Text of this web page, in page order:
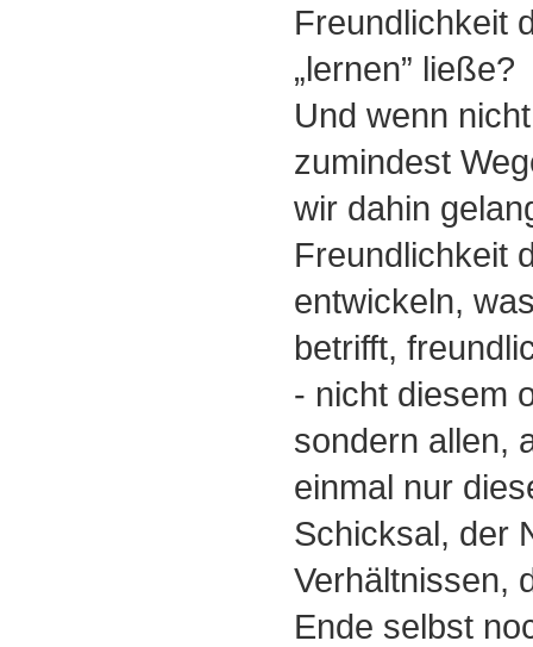
Freundlichkeit
„lernen” ließe?
Und wenn
zumindest
wir dahin
Freundlichkeit
entwickeln,
betrifft,
- nicht diesem
sondern allen,
einmal nur
Schicksal, der
Verhältnissen,
Ende selbst